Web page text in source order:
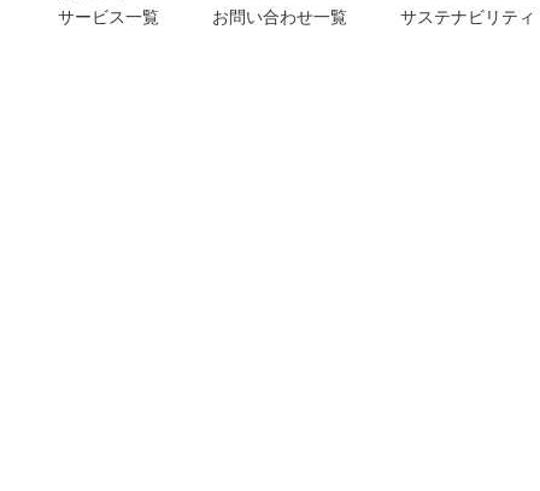
サービス一覧 お問い合わせ一覧 サステナビリティ